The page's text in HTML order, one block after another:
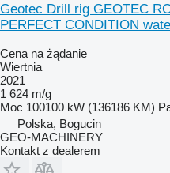
Geotec Drill rig GEOTEC
PERFECT CONDITION
Cena na żądanie
Wiertnia
2021
1 624 m/g
Moc 100100 kW (136186 KM)
Polska, Bogucin
GEO-MACHINERY
Kontakt z dealerem